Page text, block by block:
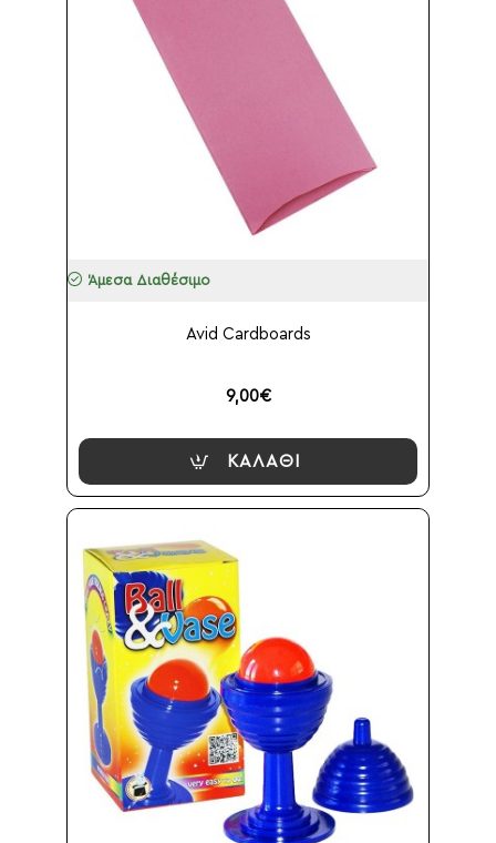
Άμεσα Διαθέσιμο
Avid Cardboards
9,00€
ΚΑΛΆΘΙ